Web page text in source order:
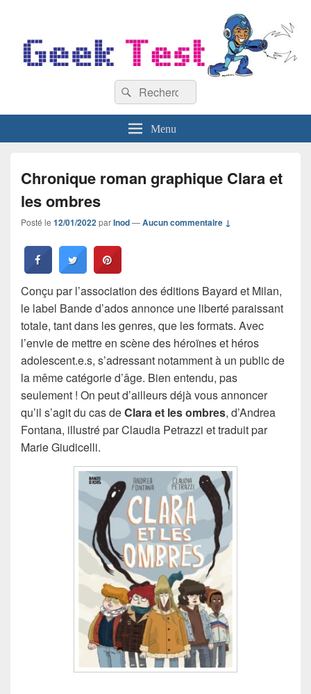
Recherche :
Rechercher
Menu
Chronique roman graphique Clara et
les ombres
Posté le 12/01/2022parInod—Aucun commentaire ↓
Conçu par l’association des éditions Bayard et Milan,
le label Bande d’ados annonce une liberté paraissant
totale, tant dans les genres, que les formats. Avec
l’envie de mettre en scène des héroïnes et héros
adolescent.e.s, s’adressant notamment à un public de
la même catégorie d’âge. Bien entendu, pas
seulement ! On peut d’ailleurs déjà vous annoncer
qu’il s’agit du cas deClara et les ombres, d’Andrea
Fontana, illustré par Claudia Petrazzi et traduit par
Marie Giudicelli.